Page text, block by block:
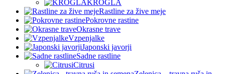
KROGLA
Rastline za žive meje
Pokrovne rastine
Okrasne trave
Vzpenjalke
Japonski javorji
Sadne rastline
Citrusi